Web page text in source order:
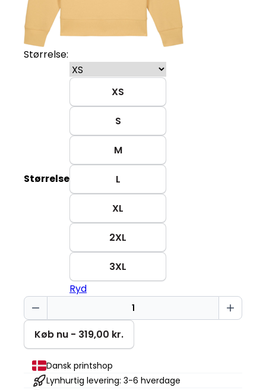
Størrelse:
Størrelse
XS
S
M
L
XL
2XL
3XL
Ryd
Ikke
mit
problem
Changer
2.0
antal
Køb nu - 319,00 kr.
Dansk printshop
Lynhurtig levering: 3-6 hverdage